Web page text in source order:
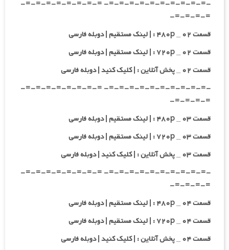
-=-=-=-=-=-=-=-=-=-=- =-=-=-=-=-=-=-=-
=-=-=-=-
قسمت ۰۲ _ ۴۸۰p : | لینک مستقیم | دوبله فارسی
قسمت ۰۲ _ ۷۲۰p : | لینک مستقیم | دوبله فارسی
قسمت ۰۲ _ پخش آنلاین : | کلیک کنید | دوبله فارسی
-=-=-=-=-=-=-=-=-=-=- =-=-=-=-=-=-=-=-
=-=-=-=-
قسمت ۰۳ _ ۴۸۰p : | لینک مستقیم | دوبله فارسی
قسمت ۰۳ _ ۷۲۰p : | لینک مستقیم | دوبله فارسی
قسمت ۰۳ _ پخش آنلاین : | کلیک کنید | دوبله فارسی
-=-=-=-=-=-=-=-=-=-=- =-=-=-=-=-=-=-=-
=-=-=-=-
قسمت ۰۴ _ ۴۸۰p : | لینک مستقیم | دوبله فارسی
قسمت ۰۴ _ ۷۲۰p : | لینک مستقیم | دوبله فارسی
قسمت ۰۴ _ پخش آنلاین : | کلیک کنید | دوبله فارسی